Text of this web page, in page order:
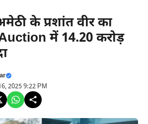
के प्रशांत वीर का
में 14.20 करोड़
2025 9:22 PM